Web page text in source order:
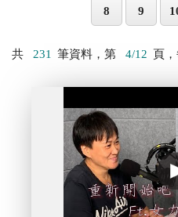
8 9
共 231 筆資料，第 4/12 頁